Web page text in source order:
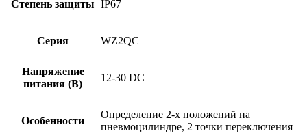
Степень защиты IP67
Серия WZ2QC
Напряжение
питания (В)
12-30 DC
Особенности
Определение 2-х положений на
пневмоцилиндре, 2 точки переключения